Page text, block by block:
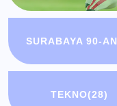
SURABAYA 90-AN
TEKNO(28)